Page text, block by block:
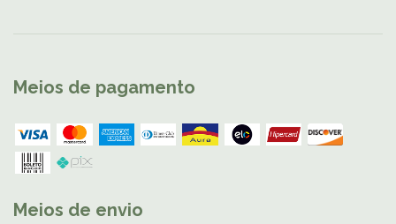
Meios de pagamento
Meios de envio